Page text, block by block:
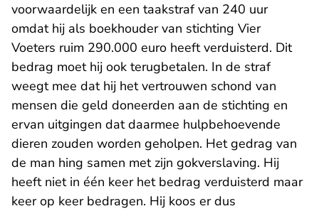
voorwaardelijk en een taakstraf van 240 uur
omdat hij als boekhouder van stichting Vier
Voeters ruim 290.000 euro heeft verduisterd. Dit
bedrag moet hij ook terugbetalen. In de straf
weegt mee dat hij het vertrouwen schond van
mensen die geld doneerden aan de stichting en
ervan uitgingen dat daarmee hulpbehoevende
dieren zouden worden geholpen. Het gedrag van
de man hing samen met zijn gokverslaving. Hij
heeft niet in één keer het bedrag verduisterd maar
keer op keer bedragen. Hij koos er dus